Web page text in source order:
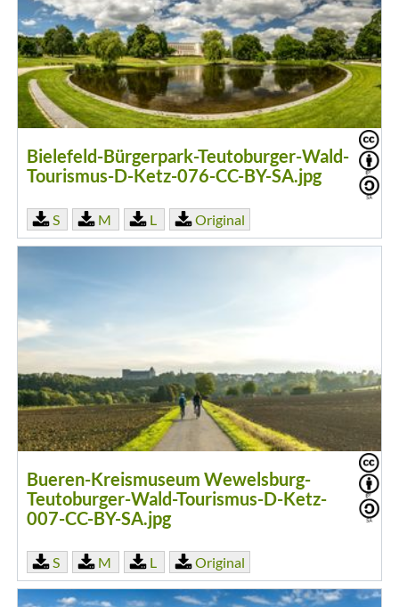
Bielefeld-Bürgerpark-Teutoburger-Wald-
Tourismus-D-Ketz-076-CC-BY-SA.jpg
S M L Original
Bueren-Kreismuseum Wewelsburg-
Teutoburger-Wald-Tourismus-D-Ketz-
007-CC-BY-SA.jpg
S M L Original